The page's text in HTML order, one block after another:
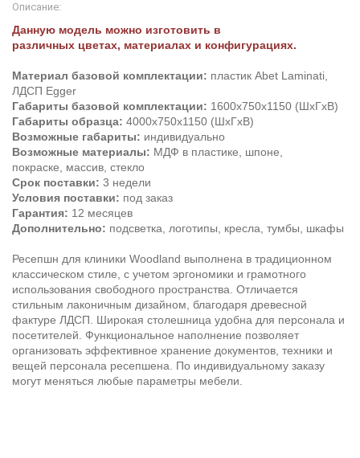
Описание:
Данную модель можно изготовить в
различных цветах, материалах и конфигурациях.
Материал базовой комплектации: пластик Abet Laminati,
ЛДСП Egger
Габариты базовой комплектации: 1600х750х1150 (ШхГхВ)
Габариты образца: 4000х750х1150 (ШхГхВ)
Возможные габариты: индивидуально
Возможные материалы: МДФ в пластике, шпоне,
покраске, массив, стекло
Срок поставки: 3 недели
Условия поставки: под заказ
Гарантия: 12 месяцев
Дополнительно: подсветка, логотипы, кресла, тумбы, шкафы
Ресепшн для клиники Woodland выполнена в традиционном
классическом стиле, с учетом эргономики и грамотного
использования свободного пространства. Отличается
стильным лаконичным дизайном, благодаря древесной
фактуре ЛДСП. Широкая столешница удобна для персонала и
посетителей. Функциональное наполнение позволяет
организовать эффективное хранение документов, техники и
вещей персонала ресепшена. По индивидуальному заказу
могут меняться любые параметры мебели.